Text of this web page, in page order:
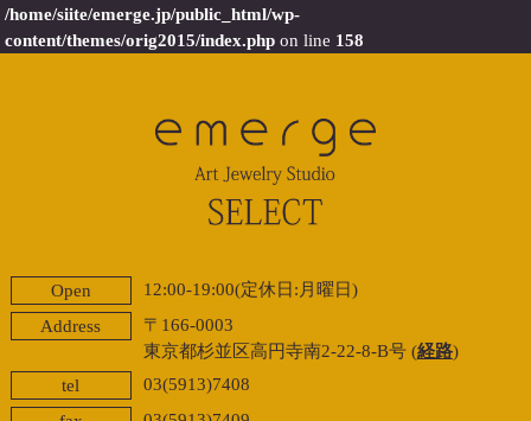
/home/siite/emerge.jp/public_html/wp-
content/themes/orig2015/index.php on line 158
Open
12:00-19:00(定休日:月曜日)
Address
〒166-0003
東京都杉並区高円寺南2-22-8-B号 (経路)
tel
03(5913)7408